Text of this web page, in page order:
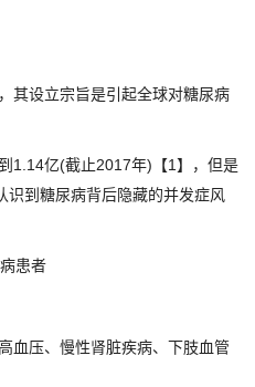
其设立宗旨是引起全球对糖尿病
1.14亿(截止2017年)【1】，但是
到糖尿病背后隐藏的并发症风
患者
血压、慢性肾脏疾病、下肢血管